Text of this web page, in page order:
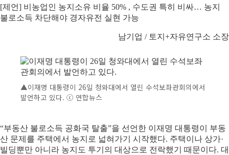
[제언] 비농업인 농지소유 비율 50% , 수도권 특히 비싸… 농지
불로소득 차단해야 경자유전 실현 가능
남기업 / 토지+자유연구소 소장
▲이재명 대통령이 26일 청와대에서 열린 수석보좌관회의에서
발언하고 있다. ⓒ 연합뉴스
“부동산 불로소득 공화국 탈출”을 선언한 이재명 대통령이 부동
산 문제를 주택에서 농지로 넓혀가기 시작했다. 주택이나 상가·
빌딩뿐만 아니라 농지도 투기의 대상으로 전락했기 때문이다. 대